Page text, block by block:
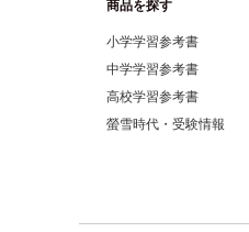
商品を探す
小学学習参考書
中学学習参考書
高校学習参考書
螢雪時代・受験情報